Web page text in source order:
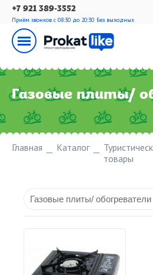
+7 921 389-3552
Приём звонков с 08:30 до 20:30 Без выходных
Газовые плиты/
Главная Каталог
товары
Газовые плиты/ обогреватели